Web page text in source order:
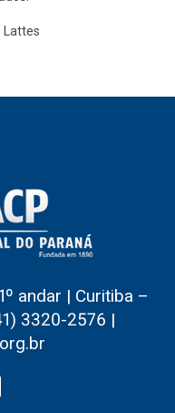
Lattes
andar | Curitiba –
3320-2576 |